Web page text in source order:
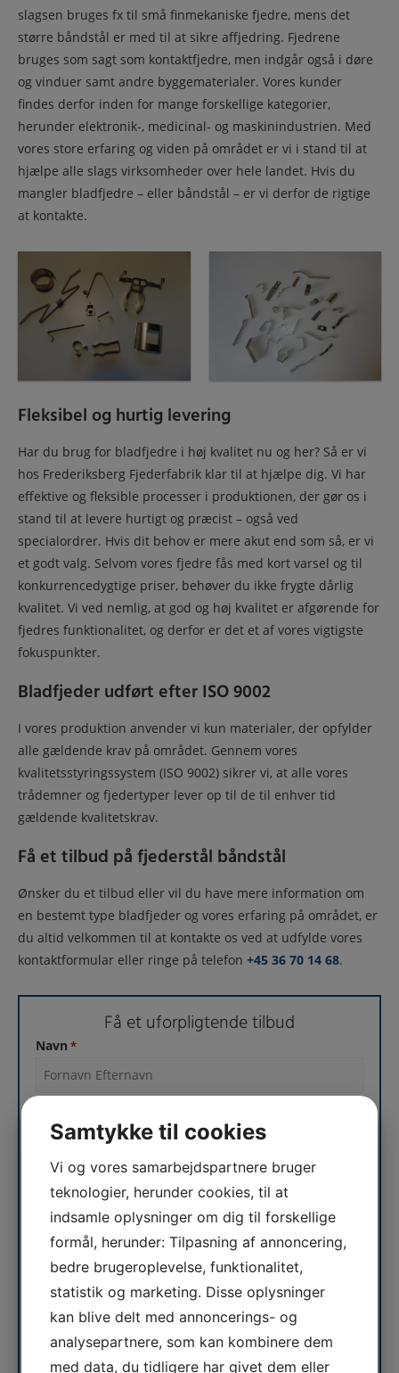
slagsen bruges fx til små finmekaniske fjedre, mens det
større båndstål er med til at sikre affjedring. Fjedrene
bruges som sagt som kontaktfjedre, men indgår også i døre
og vinduer samt andre byggematerialer. Vores kunder
findes derfor inden for mange forskellige kategorier,
herunder elektronik-, medicinal- og maskinindustrien. Med
vores store erfaring og viden på området er vi i stand til at
hjælpe alle slags virksomheder over hele landet. Hvis du
mangler bladfjedre – eller båndstål – er vi derfor de rigtige
at kontakte.
Fleksibel og hurtig levering
Har du brug for bladfjedre i høj kvalitet nu og her? Så er vi
hos Frederiksberg Fjederfabrik klar til at hjælpe dig. Vi har
effektive og fleksible processer i produktionen, der gør os i
stand til at levere hurtigt og præcist – også ved
specialordrer. Hvis dit behov er mere akut end som så, er vi
et godt valg. Selvom vores fjedre fås med kort varsel og til
konkurrencedygtige priser, behøver du ikke frygte dårlig
kvalitet. Vi ved nemlig, at god og høj kvalitet er afgørende for
fjedres funktionalitet, og derfor er det et af vores vigtigste
fokuspunkter.
Bladfjeder udført efter ISO 9002
I vores produktion anvender vi kun materialer, der opfylder
alle gældende krav på området. Gennem vores
kvalitetsstyringssystem (ISO 9002) sikrer vi, at alle vores
trådemner og fjedertyper lever op til de til enhver tid
gældende kvalitetskrav.
Få et tilbud på fjederstål båndstål
Ønsker du et tilbud eller vil du have mere information om
en bestemt type bladfjeder og vores erfaring på området, er
du altid velkommen til at kontakte os ved at udfylde vores
kontaktformular eller ringe på telefon +45 36 70 14 68.
Få et uforpligtende tilbud
Navn *
Telefon*
Beskriv evt. opgaven*
Samtykke til cookies
Vi og vores samarbejdspartnere bruger
teknologier, herunder cookies, til at
indsamle oplysninger om dig til forskellige
formål, herunder: Tilpasning af annoncering,
bedre brugeroplevelse, funktionalitet,
statistik og marketing. Disse oplysninger
kan blive delt med annoncerings- og
analysepartnere, som kan kombinere dem
med data, du tidligere har givet dem eller